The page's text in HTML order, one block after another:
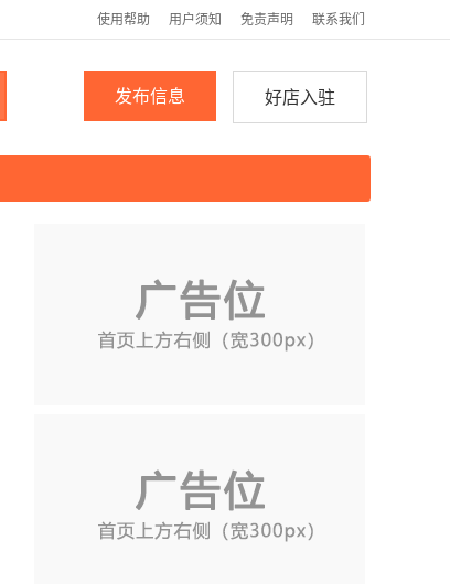
使用帮助 用户须知 免责声明 联系我们
好店入驻
发布信息